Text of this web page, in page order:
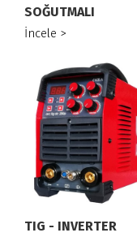
SOĞUTMALI
İncele >
TIG - INVERTER